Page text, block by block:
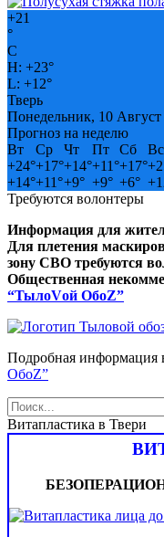
+21
°
C
H: +23°
L: +12°
Тверь
Понедельник, 10 Август
Прогноз на неделю
Вт
Ср Чт Пт Сб
Вс
+24°+17°+14°+11°+17°+
+14°+11°+9° +9° +6° +
Требуются волонтеры
Информация для
Для плетения
зону СВО требуются
Общественная
“ТылоVой ОбоZ”
Подробная информация
ОбоZ”
Витапластика в Твери